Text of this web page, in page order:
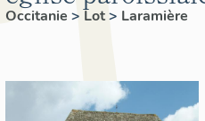
Occitanie >Lot> Laramière